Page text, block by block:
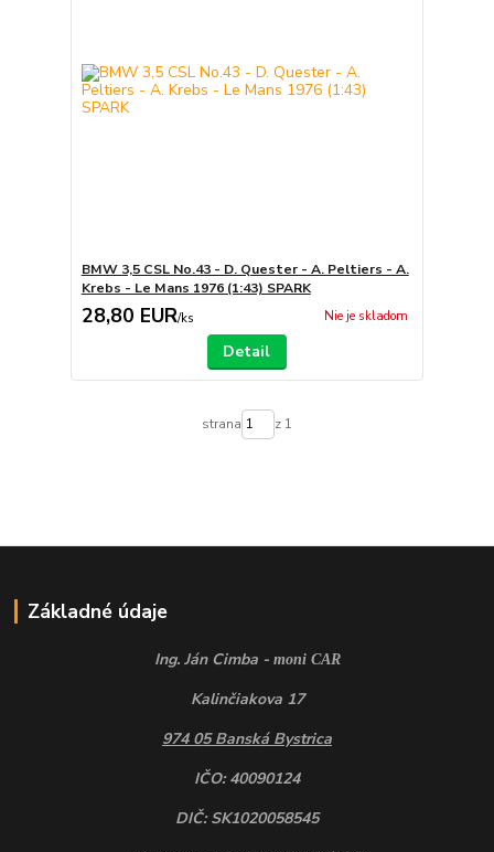
BMW 3,5 CSL No.43 - D. Quester - A. Peltiers - A.
Krebs - Le Mans 1976 (1:43) SPARK
28,80 EUR/ks Nie je skladom
Detail
strana z 1
Základné údaje
Ing. Ján Cimba - moni CAR
Kalinčiakova 17
974 05 Banská Bystrica
IČO: 40090124
DIČ: SK1020058545